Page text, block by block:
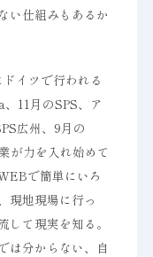
い仕組みもあるか
イツで行われる
11月のSPS、ア
広州、9月の
が力を入れ始めて
で簡単にいろ
現地現場に行っ
て現実を知る。
は分からない、自